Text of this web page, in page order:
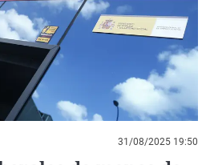
La rosa de los vientos
Gente viajera
Como el perro y el
Caso
Retornados
Equipo de
Operación Viuda
Extremadura
Navarra
País Vasco
Virales
Televisión
31/08/2025 19:50